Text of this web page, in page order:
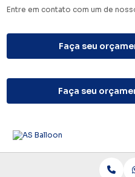
Entre em contato com um de
Faça seu
Faça seu